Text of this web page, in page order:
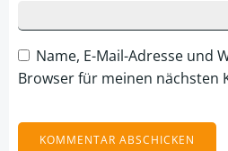
Name, E-Mail-Adresse und
Browser für meinen nächsten